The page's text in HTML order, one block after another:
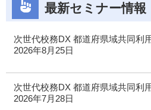
最新セミナー情報
次世代校務DX 都道府県域共同利
2026年8月25日
次世代校務DX 都道府県域共同利
2026年7月28日